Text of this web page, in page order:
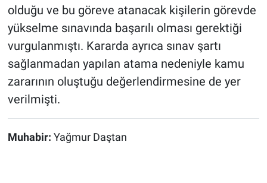
olduğu ve bu göreve atanacak kişilerin görevde
yükselme sınavında başarılı olması gerektiği
vurgulanmıştı. Kararda ayrıca sınav şartı
sağlanmadan yapılan atama nedeniyle kamu
zararının oluştuğu değerlendirmesine de yer
verilmişti.
Muhabir: Yağmur Daştan